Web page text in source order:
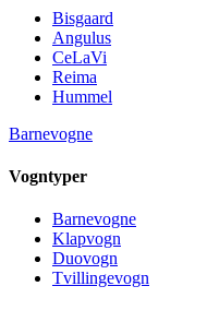
Bisgaard
Angulus
CeLaVi
Reima
Hummel
Barnevogne
Vogntyper
Barnevogne
Klapvogn
Duovogn
Tvillingevogn